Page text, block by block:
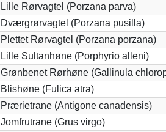
Lille Rørvagtel (Porzana parva)
Dværgrørvagtel (Porzana pusilla)
Plettet Rørvagtel (Porzana porzana)
Lille Sultanhøne (Porphyrio alleni)
Grønbenet Rørhøne (Gallinula
Blishøne (Fulica atra)
Prærietrane (Antigone canadensis)
Jomfrutrane (Grus virgo)